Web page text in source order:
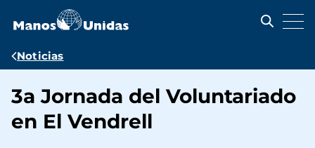
contenido
Ruta
navegación
Noticias
3a Jornada del Voluntariado
en El Vendrell